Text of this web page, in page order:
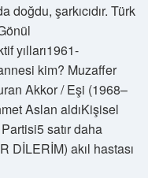
doğdu, şarkıcıdır. Türk
yılları1961-
kim? Muzaffer
Akkor / Eşi (1968–
Aslan aldıKişisel
satır daha
DİLERİM) akıl hastası